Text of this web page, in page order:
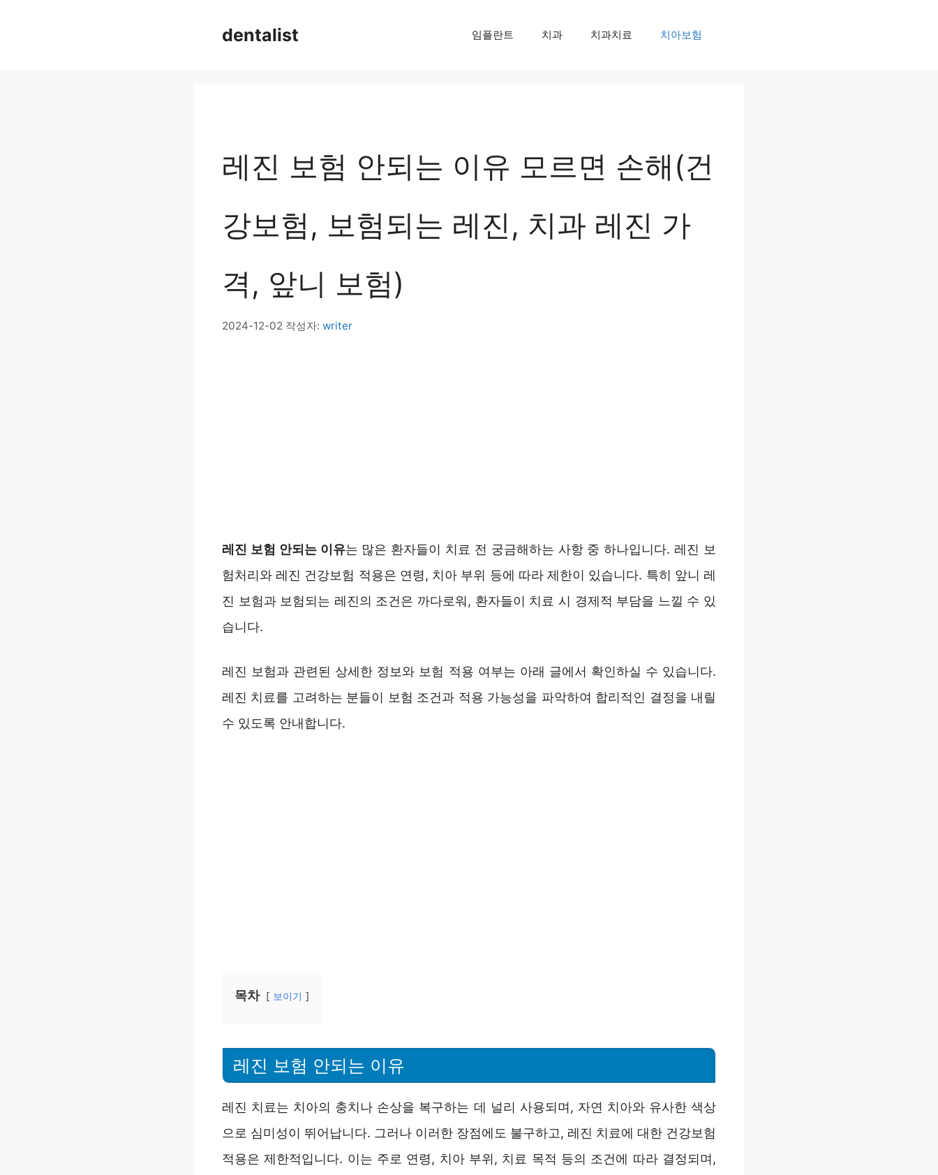
dentalist 임플란트 치과 치과치료 치아보험
레진 보험 안되는 이유 모르면 손해(건
강보험, 보험되는 레진, 치과 레진 가
격, 앞니 보험)
2024-12-02 작성자: writer
레진 보험 안되는 이유는 많은 환자들이 치료 전 궁금해하는 사항 중 하나입니다. 레진 보
험처리와 레진 건강보험 적용은 연령, 치아 부위 등에 따라 제한이 있습니다. 특히 앞니 레
진 보험과 보험되는 레진의 조건은 까다로워, 환자들이 치료 시 경제적 부담을 느낄 수 있
습니다.
레진 보험과 관련된 상세한 정보와 보험 적용 여부는 아래 글에서 확인하실 수 있습니다.
레진 치료를 고려하는 분들이 보험 조건과 적용 가능성을 파악하여 합리적인 결정을 내릴
수 있도록 안내합니다.
목차 보이기
레진 보험 안되는 이유
레진 치료는 치아의 충치나 손상을 복구하는 데 널리 사용되며, 자연 치아와 유사한 색상
으로 심미성이 뛰어납니다. 그러나 이러한 장점에도 불구하고, 레진 치료에 대한 건강보험
적용은 제한적입니다. 이는 주로 연령, 치아 부위, 치료 목적 등의 조건에 따라 결정되며,